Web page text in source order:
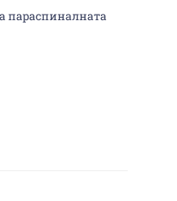
параспиналната